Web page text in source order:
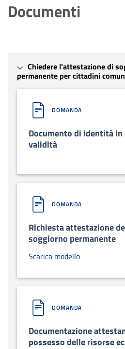
Documenti
Chiedere l'attestazione di
permanente per cittadini
DOMANDA
Documento di identità in
validità
DOMANDA
Richiesta attestazione
soggiorno permanente
Scarica modello
DOMANDA
Documentazione
possesso delle risorse